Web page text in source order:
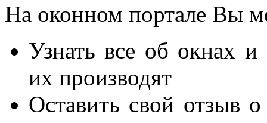
На оконном портале Вы
Узнать все об окнах и
их производят
Оставить свой отзыв